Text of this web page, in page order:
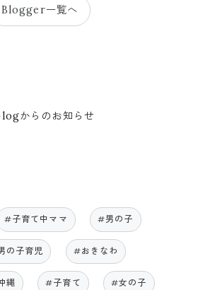
Blogger一覧へ
からのお知らせ
#子育て中ママ #男の子
の子育児 #おきなわ
縄 #子育て #女の子